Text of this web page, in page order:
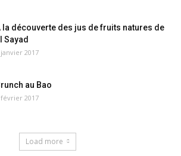
la découverte des jus de fruits natures de
Sayad
janvier 2017
au Bao
2017
Load more